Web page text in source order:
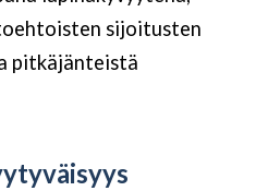
sijoitusten
pitkäjänteistä